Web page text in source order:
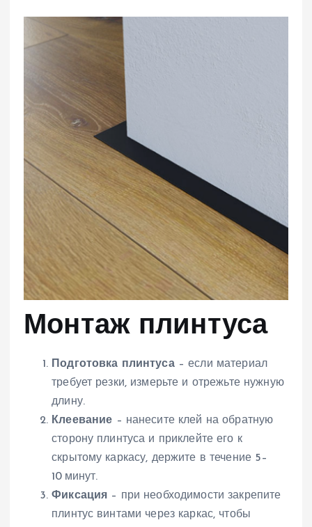
Монтаж плинтуса
Подготовка плинтуса– если материал
требует резки, измерьте и отрежьте нужную
длину.
Клеевание – нанесите клей на обратную
сторону плинтуса и приклейте его к
скрытому каркасу, держите в течение 5–
10 минут.
Фиксация – при необходимости закрепите
плинтус винтами через каркас, чтобы